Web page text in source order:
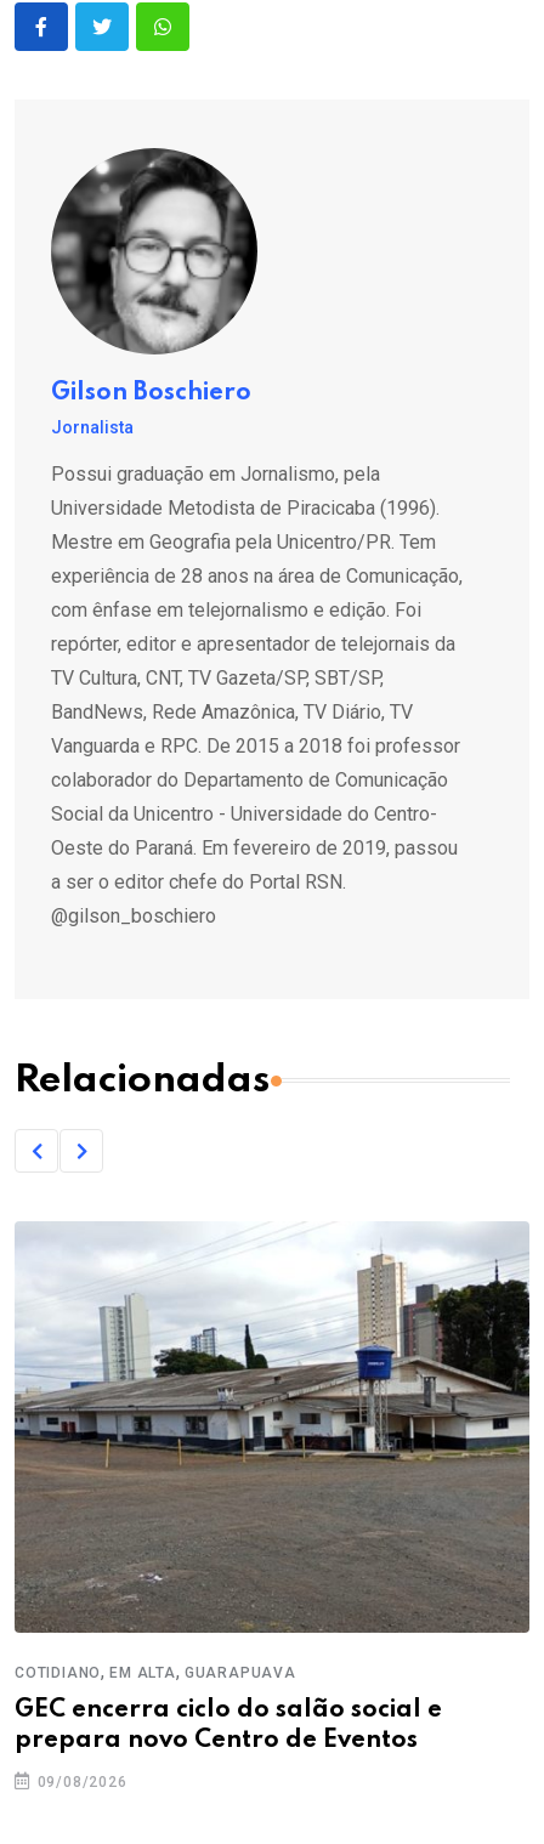
Gilson Boschiero
Jornalista
Possui graduação em Jornalismo, pela
Universidade Metodista de Piracicaba (1996).
Mestre em Geografia pela Unicentro/PR. Tem
experiência de 28 anos na área de Comunicação,
com ênfase em telejornalismo e edição. Foi
repórter, editor e apresentador de telejornais da
TV Cultura, CNT, TV Gazeta/SP, SBT/SP,
BandNews, Rede Amazônica, TV Diário, TV
Vanguarda e RPC. De 2015 a 2018 foi professor
colaborador do Departamento de Comunicação
Social da Unicentro - Universidade do Centro-
Oeste do Paraná. Em fevereiro de 2019, passou
a ser o editor chefe do Portal RSN.
@gilson_boschiero
Relacionadas
COTIDIANO,EM ALTA, GUARAPUAVA
GEC encerra ciclo do salão social e
prepara novo Centro de Eventos
09/08/2026